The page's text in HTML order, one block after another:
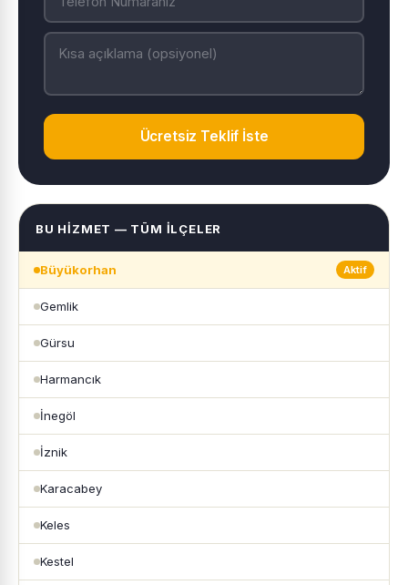
Ücretsiz Teklif İste
BU HIZMET — TÜM İLÇELER
Büyükorhan Aktif
Gemlik
Gürsu
Harmancık
İnegöl
İznik
Karacabey
Keles
Kestel